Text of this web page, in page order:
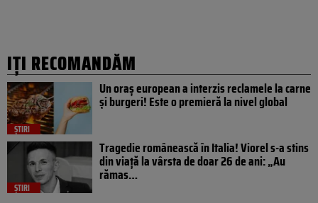
IȚI RECOMANDĂM
ȘTIRI
Un oraș european a interzis reclamele la carne
și burgeri! Este o premieră la nivel global
ȘTIRI
Tragedie românească în Italia! Viorel s-a stins
din viață la vârsta de doar 26 de ani: „Au
rămas…